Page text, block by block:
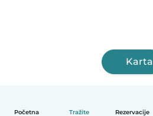
Početna Tražite Rezervacije
Karta